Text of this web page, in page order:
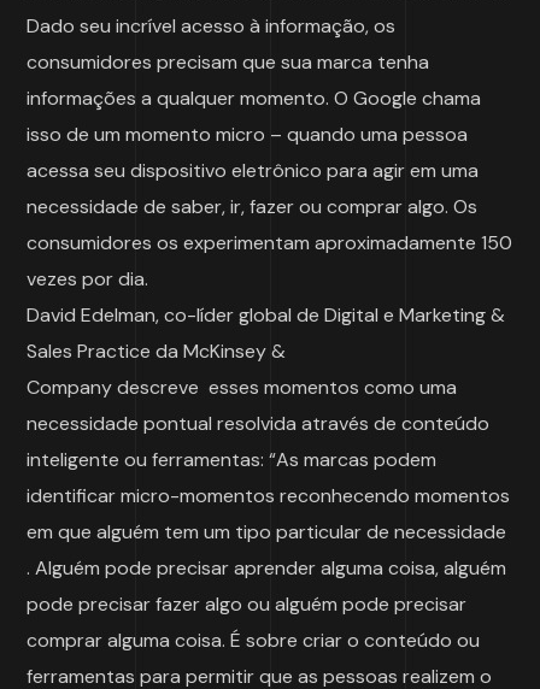
Dado seu incrível acesso à informação, os
consumidores precisam que sua marca tenha
informações a qualquer momento. O Google chama
isso de um momento micro – quando uma pessoa
acessa seu dispositivo eletrônico para agir em uma
necessidade de saber, ir, fazer ou comprar algo. Os
consumidores os experimentam aproximadamente 150
vezes por dia.
David Edelman, co-líder global de Digital e Marketing &
Sales Practice da McKinsey &
Company descreve esses momentos como uma
necessidade pontual resolvida através de conteúdo
inteligente ou ferramentas: “As marcas podem
identificar micro-momentos reconhecendo momentos
em que alguém tem um tipo particular de necessidade
. Alguém pode precisar aprender alguma coisa, alguém
pode precisar fazer algo ou alguém pode precisar
comprar alguma coisa. É sobre criar o conteúdo ou
ferramentas para permitir que as pessoas realizem o